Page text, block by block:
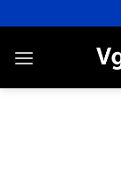
to
content